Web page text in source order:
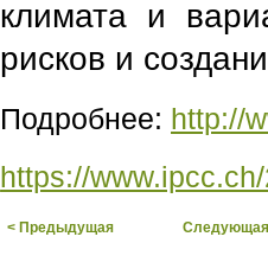
климата и
рисков и
Подробнее: http://
https://
< Предыдущая